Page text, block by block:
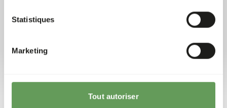
Statistiques
Marketing
Tout autoriser
nouvelle fois participé à la